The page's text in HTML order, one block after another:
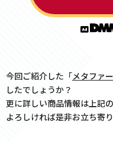
今回ご紹介した「メタファ
したでしょうか？
更に詳しい商品情報は上記
よろしければ是非お立ち寄